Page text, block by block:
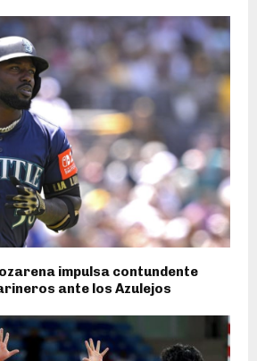
impulsa contundente
ante los Azulejos